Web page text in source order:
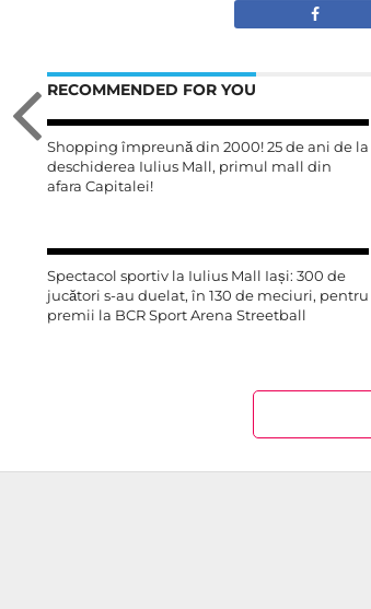
RECOMMENDED FOR YOU
Shopping împreună din 2000! 25 de ani de la
deschiderea Iulius Mall, primul mall din
afara Capitalei!
Spectacol sportiv la Iulius Mall Iași: 300 de
jucători s-au duelat, în 130 de meciuri, pentru
premii la BCR Sport Arena Streetball